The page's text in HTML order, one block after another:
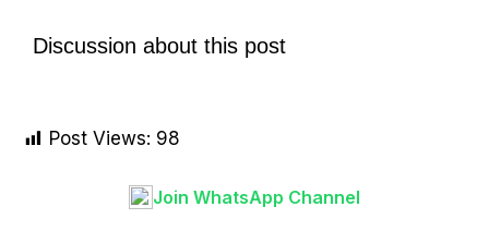
Discussion about this post
Post Views: 98
Join WhatsApp Channel